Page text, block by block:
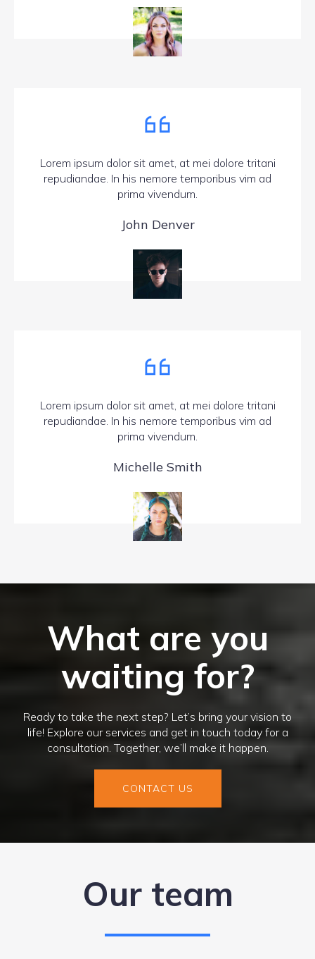
Lorem ipsum dolor sit amet, at mei dolore tritani
repudiandae. In his nemore temporibus vim ad
prima vivendum.
John Denver
Lorem ipsum dolor sit amet, at mei dolore tritani
repudiandae. In his nemore temporibus vim ad
prima vivendum.
Michelle Smith
What are you
waiting for?
Ready to take the next step? Let’s bring your vision to
life! Explore our services and get in touch today for a
consultation. Together, we’ll make it happen.
CONTACT US
Our team